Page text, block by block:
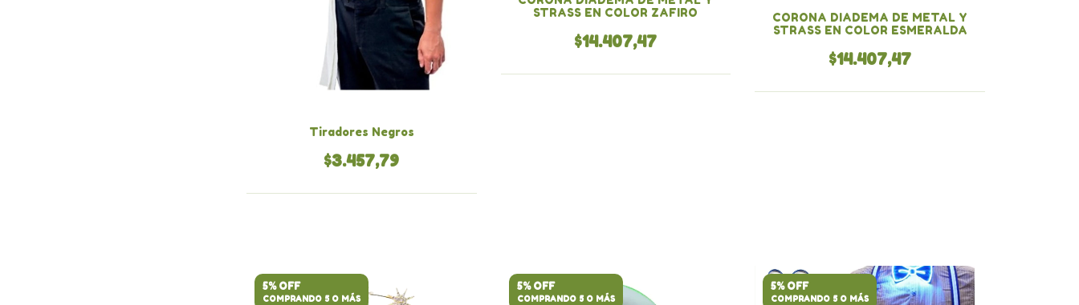
Tiradores Negros
$3.457,79
STRASS EN COLOR ZAFIRO
$14.407,47
CORONA DIADEMA DE METAL Y
STRASS EN COLOR ESMERALDA
$14.407,47
5% OFF
COMPRANDO 5 O MÁS
5% OFF
COMPRANDO 5 O MÁS
5% OFF
COMPRANDO 5 O MÁS